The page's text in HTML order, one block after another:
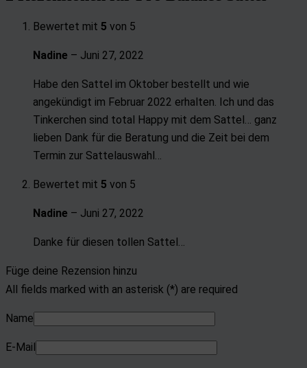
Bewertet mit 5 von 5
Nadine – Juni 27, 2022
Habe den Sattel im Oktober bestellt und wie
angekündigt im Februar 2022 erhalten. Ich und das
Tinkerchen sind total Happy mit dem Sattel… ganz
lieben Dank für die Beratung und die Zeit bei dem
Termin zur Sattelauswahl…
Bewertet mit 5 von 5
Nadine – Juni 27, 2022
Danke für diesen tollen Sattel…
Füge deine Rezension hinzu
All fields marked with an asterisk (*) are required
Name
E-Mail